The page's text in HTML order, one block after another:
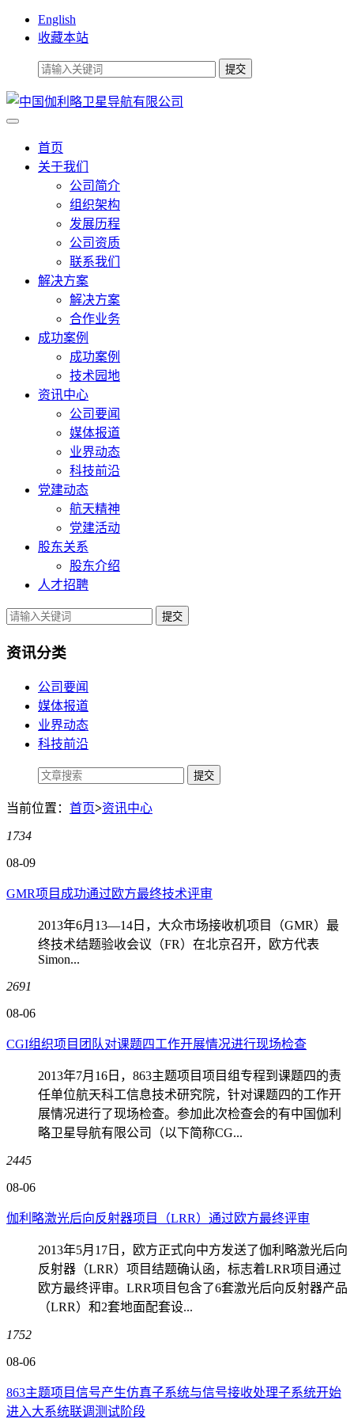
English
收藏本站
首页
关于我们
公司简介
组织架构
发展历程
公司资质
联系我们
解决方案
解决方案
合作业务
成功案例
成功案例
技术园地
资讯中心
公司要闻
媒体报道
业界动态
科技前沿
党建动态
航天精神
党建活动
股东关系
股东介绍
人才招聘
提交
资讯分类
公司要闻
媒体报道
业界动态
科技前沿
当前位置： 首页>资讯中心
1734
08-09
GMR项目成功通过欧方最终技术评审
2013年6月13—14日，大众市场接收机项目（GMR）最
终技术结题验收会议（FR）在北京召开，欧方代表
Simon...
2691
08-06
CGI组织项目团队对课题四工作开展情况进行现场检查
2013年7月16日，863主题项目项目组专程到课题四的责
任单位航天科工信息技术研究院，针对课题四的工作开
展情况进行了现场检查。参加此次检查会的有中国伽利
略卫星导航有限公司（以下简称CG...
2445
08-06
伽利略激光后向反射器项目（LRR）通过欧方最终评审
2013年5月17日，欧方正式向中方发送了伽利略激光后向
反射器（LRR）项目结题确认函，标志着LRR项目通过
欧方最终评审。LRR项目包含了6套激光后向反射器产品
（LRR）和2套地面配套设...
1752
08-06
863主题项目信号产生仿真子系统与信号接收处理子系统开始
进入大系统联调测试阶段